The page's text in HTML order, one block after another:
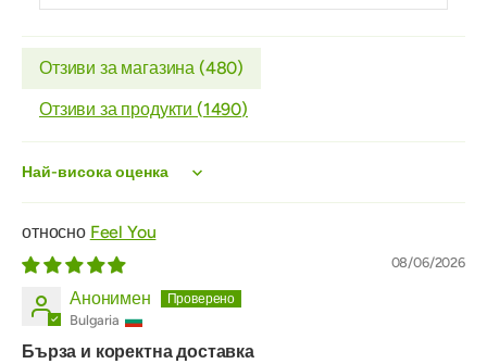
Отзиви за магазина (480)
Отзиви за продукти (1490)
Sort by
Feel You
08/06/2026
Анонимен
Bulgaria
Бърза и коректна доставка